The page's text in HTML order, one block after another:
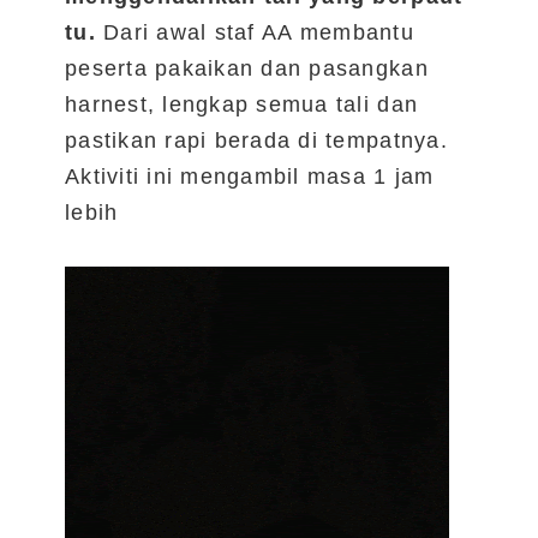
tu. Dari awal staf AA membantu
peserta pakaikan dan pasangkan
harnest, lengkap semua tali dan
pastikan rapi berada di tempatnya.
Aktiviti ini mengambil masa 1 jam
lebih